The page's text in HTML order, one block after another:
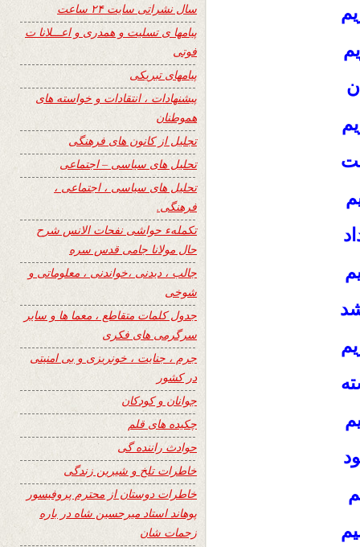
سال نشراتی سایت ۲۴ ساعت
پیامها ی تسلیت و همدری و اعـــلانا ت
فوتی
پیامهای تبریکی
پیشنهادات ، انتقادات و خواسته های
هموطنان
تجلیل از کانون های فرهنگی
تحلیل های سیاسی – اجتماعی
تحلیل های سیاسی ، اجتماعی ،
فرهنگی.
تکملهء حواشی نفحات الانس شرح
حال مولانا جامی قدس سره
جالب ، دیدنی ،خواندنی ، معلوماتی و
شوخی
جدول کلمات متقاطع ، معما ها و سایر
سرگرمی های فکری
جرم ، جنایت ، خونریزی و بی امنیتی
در کشور
جوانان و کودکان
چکیده های قلم
حوادث راننده گی
خاطرات تلخ و شیرین زندگی
خاطرات دوستان از محترم پروفیسور
پوهاند استاد میرحسین شاه در باره
زحمات شان